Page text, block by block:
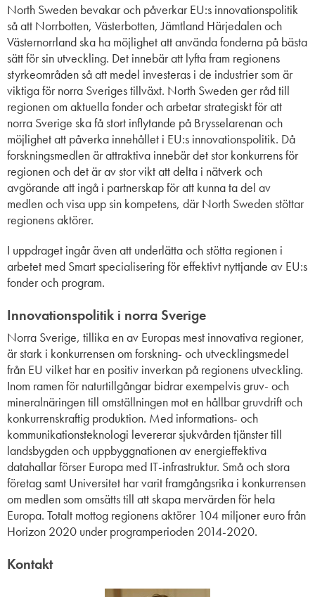
North Sweden bevakar och påverkar EU:s innovationspolitik
så att Norrbotten, Västerbotten, Jämtland Härjedalen och
Västernorrland ska ha möjlighet att använda fonderna på bästa
sätt för sin utveckling. Det innebär att lyfta fram regionens
styrkeområden så att medel investeras i de industrier som är
viktiga för norra Sveriges tillväxt. North Sweden ger råd till
regionen om aktuella fonder och arbetar strategiskt för att
norra Sverige ska få stort inflytande på Brysselarenan och
möjlighet att påverka innehållet i EU:s innovationspolitik. Då
forskningsmedlen är attraktiva innebär det stor konkurrens för
regionen och det ärav stor viktatt delta i nätverk och
avgörande att ingå i partnerskap för att kunna ta del av
medlen och visa upp sin kompetens, där North Sweden stöttar
regionens aktörer.
I uppdraget ingår även att underlätta och stötta regionen i
arbetet med Smart specialisering för effektivt nyttjande av EU:s
fonder och program.
Innovationspolitik i norra Sverige
Norra Sverige, tillika en av Europas mest innovativa regioner,
är stark i konkurrensen om forskning- och utvecklingsmedel
från EU vilket har en positiv inverkan på regionens utveckling.
Inom ramen för naturtillgångar bidrar exempelvis gruv- och
mineralnäringen till omställningen mot en hållbar gruvdrift och
konkurrenskraftig produktion. Med informations- och
kommunikationsteknologi levererar sjukvården tjänster till
landsbygden och uppbyggnationen av energieffektiva
datahallar förser Europa med IT-infrastruktur. Små och stora
företag samt Universitet har varit framgångsrika i konkurrensen
om medlen som omsätts till att skapa mervärden för hela
Europa. Totalt mottog regionens aktörer 104 miljoner euro från
Horizon 2020 under programperioden 2014-2020.
Kontakt